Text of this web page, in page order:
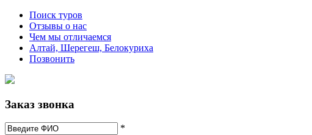
Поиск туров
Отзывы о нас
Чем мы отличаемся
Алтай, Шерегеш, Белокуриха
Позвонить
Заказ звонка
*